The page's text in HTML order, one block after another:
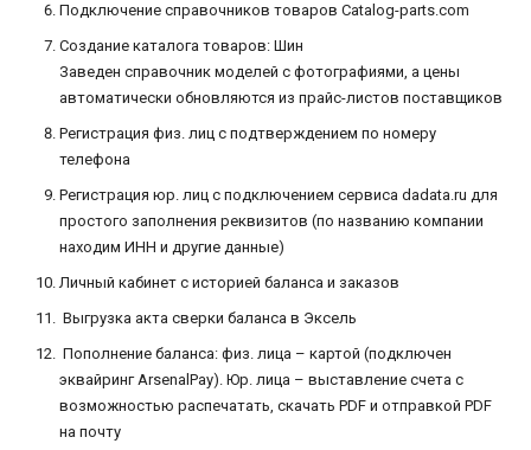
Подключение справочников товаров Catalog-parts.com
Создание каталога товаров: Шин
Заведен справочник моделей с фотографиями, а цены
автоматически обновляются из прайс-листов поставщиков
Регистрация физ. лиц с подтверждением по номеру
телефона
Регистрация юр. лиц с подключением сервиса dadata.ru для
простого заполнения реквизитов (по названию компании
находим ИНН и другие данные)
Личный кабинет с историей баланса и заказов
Выгрузка акта сверки баланса в Эксель
Пополнение баланса: физ. лица – картой (подключен
эквайринг ArsenalPay). Юр. лица – выставление счета с
возможностью распечатать, скачать PDF и отправкой PDF
на почту